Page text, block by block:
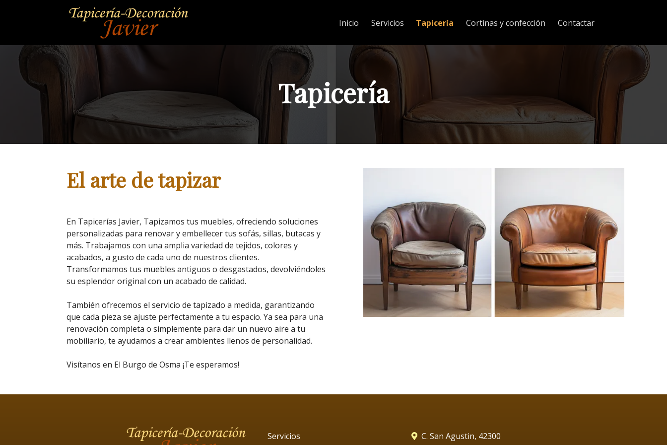
Inicio Servicios Tapicería Cortinas y confección Contactar
Tapicería
El arte de tapizar
En Tapicerías Javier, Tapizamos tus muebles, ofreciendo soluciones
personalizadas para renovar y embellecer tus sofás, sillas, butacas y
más. Trabajamos con una amplia variedad de tejidos, colores y
acabados, a gusto de cada uno de nuestros clientes.
Transformamos tus muebles antiguos o desgastados, devolviéndoles
su esplendor original con un acabado de calidad.
También ofrecemos el servicio de tapizado a medida, garantizando
que cada pieza se ajuste perfectamente a tu espacio. Ya sea para una
renovación completa o simplemente para dar un nuevo aire a tu
mobiliario, te ayudamos a crear ambientes llenos de personalidad.
Visítanos en El Burgo de Osma ¡Te esperamos!
Servicios
C. San Agustin, 42300